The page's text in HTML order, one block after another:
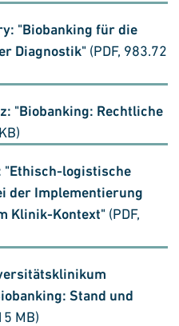
"Biobanking für die
Diagnostik" (PDF, 983.72
"Biobanking: Rechtliche
"Ethisch-logistische
der Implementierung
Klinik-Kontext" (PDF,
Stand und
MB)